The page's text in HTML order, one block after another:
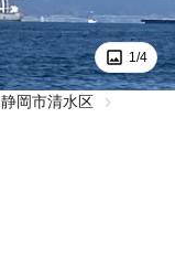
1/4
静岡市清水区